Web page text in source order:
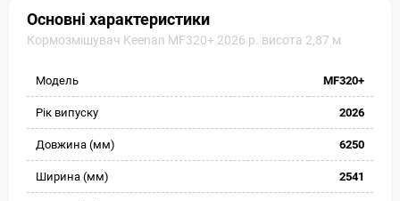
Основні характеристики
Кормозмішувач Keenan MF320+ 2026 р. висота 2,87 м
Модель MF320+
Рік випуску 2026
Довжина (мм) 6250
Ширина (мм) 2541